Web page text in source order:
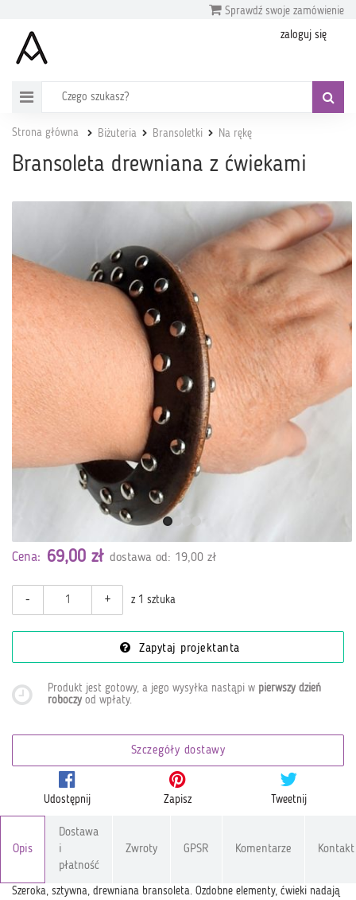
Sprawdź swoje zamówienie
zaloguj się
Strona główna Biżuteria Bransoletki Na rękę
Bransoleta drewniana z ćwiekami
Cena: 69,00 zł dostawa od: 19,00 zł
- + z 1 sztuka
Zapytaj projektanta
Produkt jest gotowy, a jego wysyłka nastąpi w pierwszy dzień
roboczy od wpłaty.
Szczegóły dostawy
Udostępnij Zapisz Tweetnij
Opis
Dostawa
i
płatność
Zwroty GPSR Komentarze Kontakt
Szeroka, sztywna, drewniana bransoleta. Ozdobne elementy, ćwieki nadają